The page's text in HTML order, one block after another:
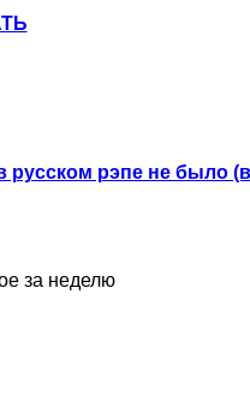
русском рэпе не было
за неделю